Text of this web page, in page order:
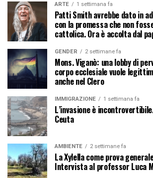
ARTE 1 settimana fa
Patti Smith avrebbe dato in
con la promessa che non
cattolica. Ora è accolta dal
GENDER 2 settimane fa
Mons. Viganò: una lobby di
corpo ecclesiale vuole
anche nel Clero
IMMIGRAZIONE 1 settimana fa
L’invasione è
Ceuta
AMBIENTE 2 settimane fa
La Xylella come prova
Intervista al professor Luca